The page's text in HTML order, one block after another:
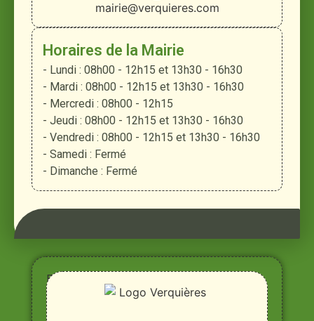
mairie@verquieres.com
Horaires de la Mairie
- Lundi : 08h00 - 12h15 et 13h30 - 16h30
- Mardi : 08h00 - 12h15 et 13h30 - 16h30
- Mercredi : 08h00 - 12h15
- Jeudi : 08h00 - 12h15 et 13h30 - 16h30
- Vendredi : 08h00 - 12h15 et 13h30 - 16h30
- Samedi : Fermé
- Dimanche : Fermé
Entre
Rhône,
Alpilles